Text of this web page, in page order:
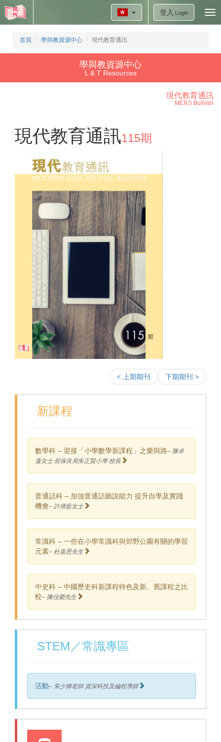
登入 Login
首頁 學與教資源中心 現代教育通訊
學與教資源中心
L & T Resources
現代教育通訊
MERS Bulletin
現代教育通訊115期
下期期刊 >
< 上期期刊
新課程
數學科 – 迎接「小學數學新課程」之樂與路– 陳卓
蓮女士 前保良局朱正賢小學 校長
普通話科 – 加強普通話聽說能力 提升自學及實踐
機會– 許倩藍女士
常識科 – 一些在小學常識科與郊野公園有關的學習
元素– 杜嘉恩先生
中史科 – 中國歷史科新課程特色及新、舊課程之比
較– 陳佳榮先生
STEM／常識專區
活動– 朱少輝老師 資深科技及編程導師